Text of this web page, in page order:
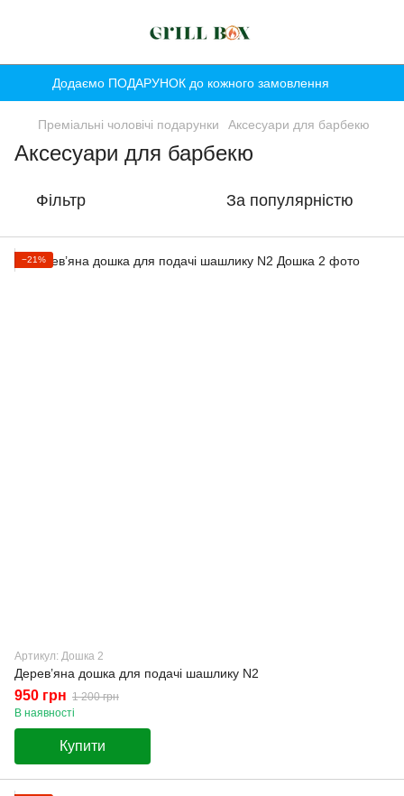
Додаємо ПОДАРУНОК до кожного замовлення
Преміальні чоловічі подарунки Аксесуари для барбекю
Аксесуари для барбекю
Фільтр За популярністю
−21%
Артикул: Дошка 2
Дерев’яна дошка для подачі шашлику N2
950 грн 1 200 грн
В наявності
Купити